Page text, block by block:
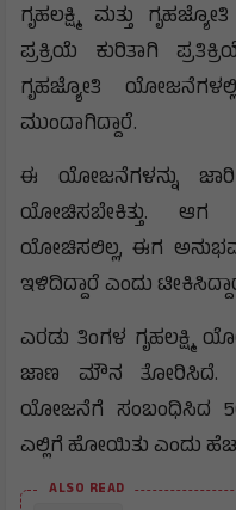
ಗೃಹಲಕ್ಷ್ಮಿ ಮತ್ತು
ಪ್ರಕ್ರಿಯೆ ಕುರಿತಾಗಿ
ಗೃಹಜ್ಯೋತಿ
ಮುಂದಾಗಿದ್ದಾರೆ.
ಈ ಯೋಜನೆಗಳನ್ನು
ಯೋಚಿಸಬೇಕಿತ್ತು. ಆಗ
ಯೋಚಿಸಲಿಲ್ಲ, ಈಗ
ಇಳಿದಿದ್ದಾರೆ ಎಂದು
ಎರಡು ತಿಂಗಳ ಗೃಹಲಕ್ಷ್ಮಿ
ಜಾಣ ಮೌನ ತೋರಿಸಿದೆ. ಈ
ಯೋಜನೆಗೆ ಸಂಬಂಧಿಸಿದ
ಎಲ್ಲಿಗೆ ಹೋಯಿತು ಎಂದು
ALSO READ